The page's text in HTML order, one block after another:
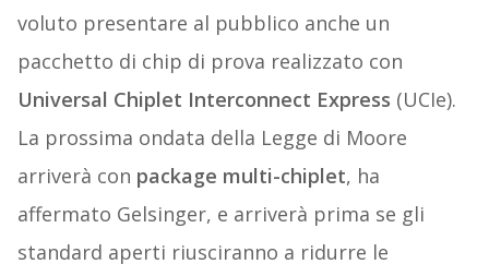
voluto presentare al pubblico anche un
pacchetto di chip di prova realizzato con
Universal Chiplet Interconnect Express (UCIe).
La prossima ondata della Legge di Moore
arriverà con package multi-chiplet, ha
affermato Gelsinger, e arriverà prima se gli
standard aperti riusciranno a ridurre le